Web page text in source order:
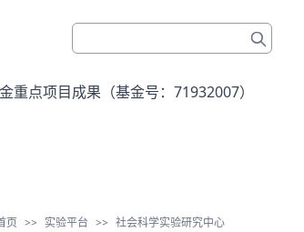
重点项目成果（基金号：71932007）
页 >> 实验平台 >> 社会科学实验研究中心